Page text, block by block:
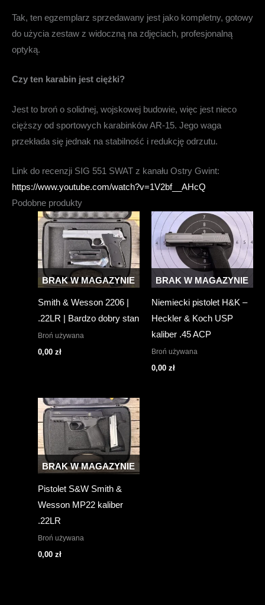
Tak, ten egzemplarz sprzedawany jest jako kompletny, gotowy
do użycia zestaw z widoczną na zdjęciach, profesjonalną
optyką.
Czy ten karabin jest ciężki?
Jest to broń o solidnej, wojskowej budowie, więc jest nieco
cięższy od sportowych karabinków AR-15. Jego waga
przekłada się jednak na stabilność i redukcję odrzutu.
Link do recenzji SIG 551 SWAT z kanału Ostry Gwint:
https://www.youtube.com/watch?v=1V2bf__AHcQ
Podobne produkty
BRAK W MAGAZYNIE
Smith & Wesson 2206 |
.22LR | Bardzo dobry stan
Broń używana
0,00 zł
BRAK W MAGAZYNIE
Niemiecki pistolet H&K –
Heckler & Koch USP
kaliber .45 ACP
Broń używana
0,00 zł
BRAK W MAGAZYNIE
Pistolet S&W Smith &
Wesson MP22 kaliber
.22LR
Broń używana
0,00 zł